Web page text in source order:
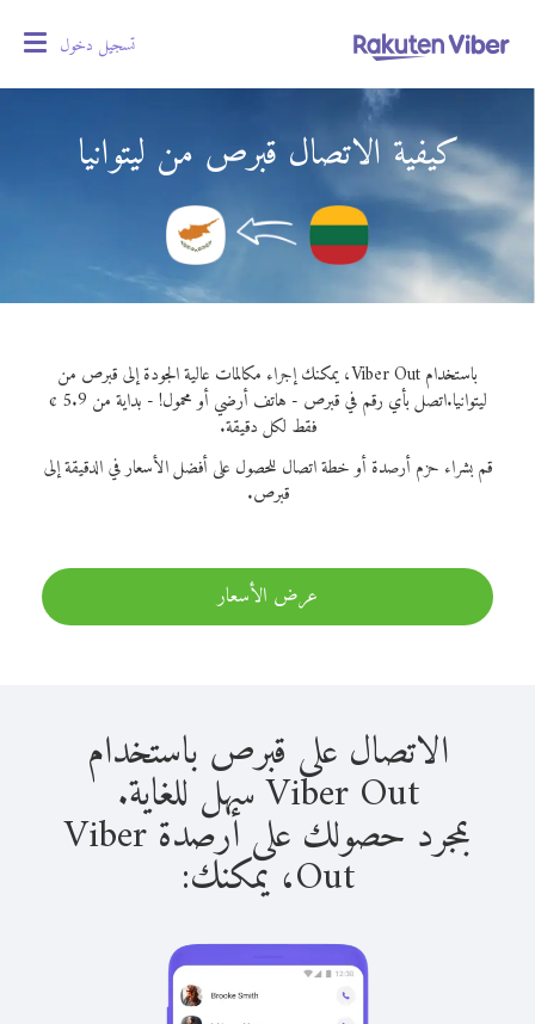
تسجيل دخول
كيفية الاتصال قبرص من ليتوانيا
باستخدام Viber Out، يمكنك إجراء مكالمات عالية الجودة إلى قبرص من
ليتوانيا.
اتصل بأي رقم في قبرص - هاتف أرضي أو محمول! - بداية من 5.9 ¢
فقط لكل دقيقة.
قم بشراء حزم أرصدة أو خطة اتصال للحصول على أفضل الأسعار في الدقيقة إلى
قبرص.
عرض الأسعار
الاتصال على قبرص باستخدام
Viber Out سهل للغاية.
بمجرد حصولك على أرصدة Viber
Out، يمكنك: